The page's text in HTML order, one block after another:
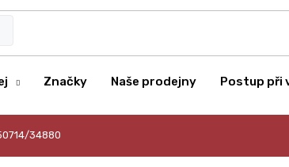
Značky Naše prodejny Postup při
34880